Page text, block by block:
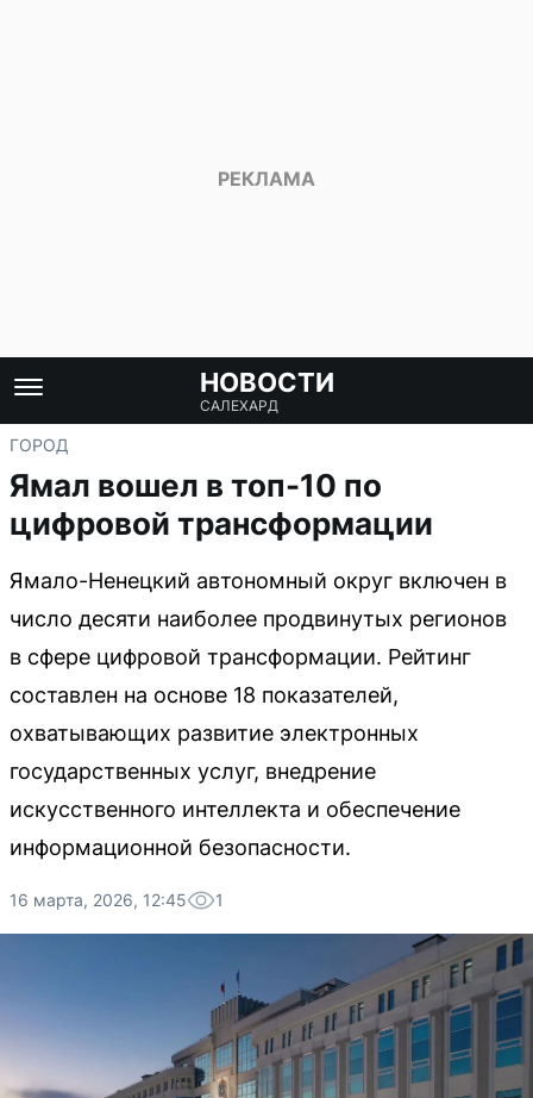
НОВОСТИ
САЛЕХАРД
ГОРОД
Ямал вошел в топ-10 по
цифровой трансформации
Ямало-Ненецкий автономный округ включен в
число десяти наиболее продвинутых регионов
в сфере цифровой трансформации. Рейтинг
составлен на основе 18 показателей,
охватывающих развитие электронных
государственных услуг, внедрение
искусственного интеллекта и обеспечение
информационной безопасности.
16 марта, 2026, 12:45 1